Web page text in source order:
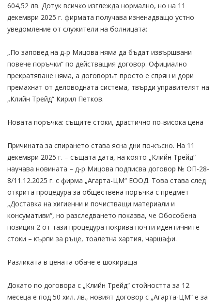
604,52 лв. Дотук всичко изглежда нормално, но на 11
декември 2025 г. фирмата получава изненадващо устно
уведомление от служители на болницата:
„По заповед на д-р Мицова няма да бъдат извършвани
повече поръчки“ по действащия договор. Официално
прекратяване няма, а договорът просто е спрян и дори
премахнат от деловодната система, твърди управителят на
„Клийн Трейд“ Кирил Петков.
Новата поръчка: същите стоки, драстично по-висока цена
Причината за спирането става ясна дни по-късно. На 11
декември 2025 г. – същата дата, на която „Клийн Трейд“
научава новината – д-р Мицова подписва договор № ОП-28-
8/11.12.2025 г. с фирма „Агарта-ЦМ“ ЕООД. Това става след
открита процедура за обществена поръчка с предмет
„Доставка на хигиенни и почистващи материали и
консумативи“, но разследването показва, че Обособена
позиция 2 от тази процедура покрива почти идентичните
стоки – кърпи за ръце, тоалетна хартия, чаршафи.
Разликата в цената обаче е шокираща
Докато по договора с „Клийн Трейд“ стойността за 12
месеца е под 50 хил. лв., новият договор с „Агарта-ЦМ“ е за